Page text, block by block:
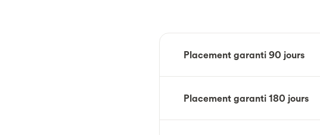
Placement garanti 90 jours
Placement garanti 180 jours